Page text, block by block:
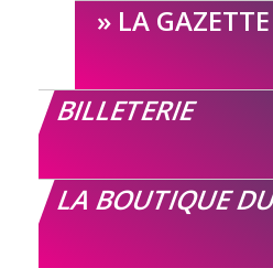
LA
BILLETERIE
LA BOUTIQUE